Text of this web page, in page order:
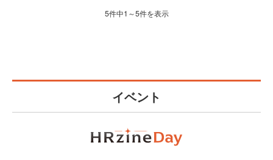
5件中1～5件を表示
イベント